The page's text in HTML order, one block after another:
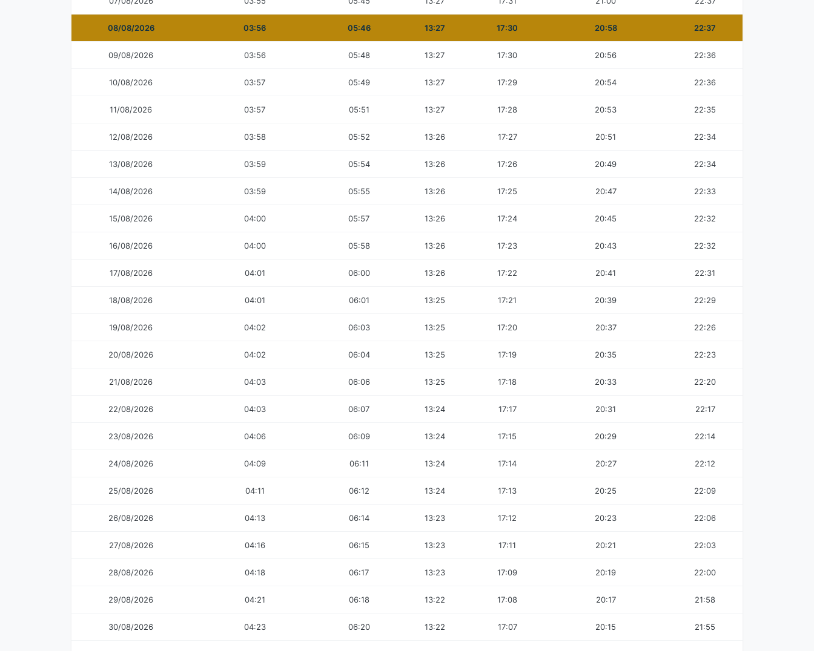
08/08/2026 03:56 05:46 13:27 17:30 20:58 22:37
09/08/2026 03:56 05:48 13:27 17:30 20:56 22:36
10/08/2026 03:57 05:49 13:27 17:29 20:54 22:36
11/08/2026 03:57 05:51 13:27 17:28 20:53 22:35
12/08/2026 03:58 05:52 13:26 17:27 20:51 22:34
13/08/2026 03:59 05:54 13:26 17:26 20:49 22:34
14/08/2026 03:59 05:55 13:26 17:25 20:47 22:33
15/08/2026 04:00 05:57 13:26 17:24 20:45 22:32
16/08/2026 04:00 05:58 13:26 17:23 20:43 22:32
17/08/2026 04:01 06:00 13:26 17:22 20:41 22:31
18/08/2026 04:01 06:01 13:25 17:21 20:39 22:29
19/08/2026 04:02 06:03 13:25 17:20 20:37 22:26
20/08/2026 04:02 06:04 13:25 17:19 20:35 22:23
21/08/2026 04:03 06:06 13:25 17:18 20:33 22:20
22/08/2026 04:03 06:07 13:24 17:17 20:31 22:17
23/08/2026 04:06 06:09 13:24 17:15 20:29 22:14
24/08/2026 04:09 06:11 13:24 17:14 20:27 22:12
25/08/2026 04:11 06:12 13:24 17:13 20:25 22:09
26/08/2026 04:13 06:14 13:23 17:12 20:23 22:06
27/08/2026 04:16 06:15 13:23 17:11 20:21 22:03
28/08/2026 04:18 06:17 13:23 17:09 20:19 22:00
29/08/2026 04:21 06:18 13:22 17:08 20:17 21:58
30/08/2026 04:23 06:20 13:22 17:07 20:15 21:55